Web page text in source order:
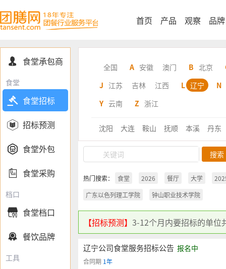
首页 产品 观察 品牌
 食堂承包商
食堂
 食堂招标
 招标预测
 食堂外包
 食堂采购
档口
 食堂档口
 餐饮品牌
工具
全国 A 安徽 澳门 B 北京
J 江苏 吉林 江西 L 辽宁
N
Y 云南 Z 浙江
沈阳 大连 鞍山 抚顺 本溪 丹东
热门搜索： 食堂 2026 餐厅 大学
广东以色列理工学院
钟山职业技术学院
【招标预测】 3-12个月内要招标的单位
辽宁公司食堂服务招标公告 报名中
合同期 1年